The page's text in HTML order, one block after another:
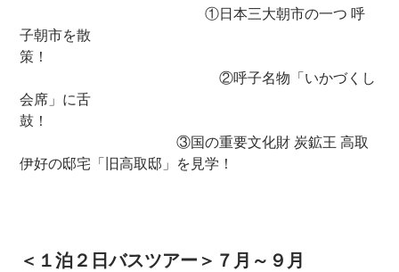
①日本三大朝市の一つ 呼
子朝市を散
策！
②呼子名物「いかづくし
会席」に舌
鼓！
③国の重要文化財 炭鉱王 高取
伊好の邸宅「旧高取邸」を見学！
＜１泊２日バスツアー＞７月～９月